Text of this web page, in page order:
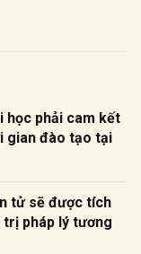
học phải cam kết
gian đào tạo tại
tử sẽ được tích
trị pháp lý tương